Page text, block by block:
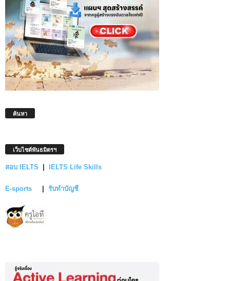
ค้นหา
เว็บไซต์พันธมิตรฯ
สอบ IELTS IELTS Life Skills
E-sports รับทำบัญชี